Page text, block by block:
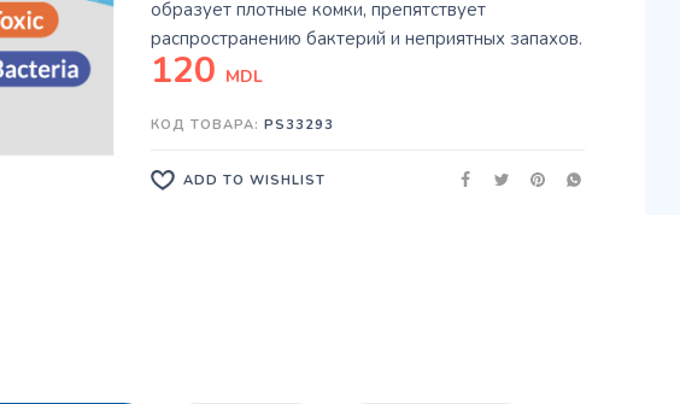
образует плотные комки, препятствует
распространению бактерий и неприятных запахов.
120 MDL
КОД ТОВАРА: PS33293
ADD TO WISHLIST